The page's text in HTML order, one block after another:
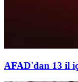
AFAD'dan 13 il